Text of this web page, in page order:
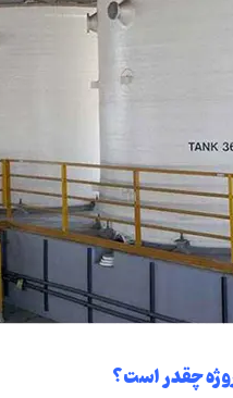
چقدر است؟